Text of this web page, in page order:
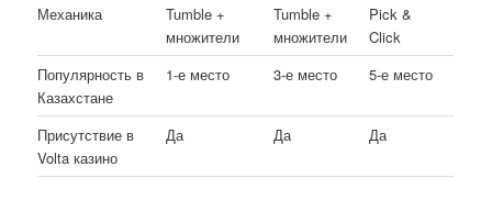
Механика
Tumble +
множители
Tumble +
множители
Pick &
Click
Популярность в
Казахстане
1-е место 3-е место 5-е место
Присутствие в
Volta казино
Да Да Да